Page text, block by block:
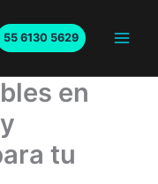
55 6130 5629
en
tu